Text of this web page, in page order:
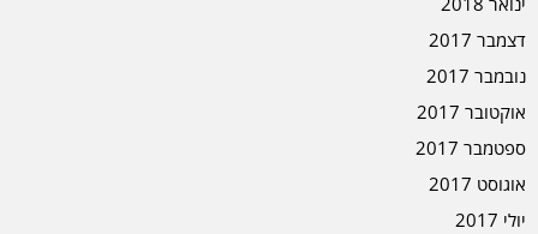
דצמבר 2017
נובמבר 2017
אוקטובר 2017
ספטמבר 2017
אוגוסט 2017
יולי 2017